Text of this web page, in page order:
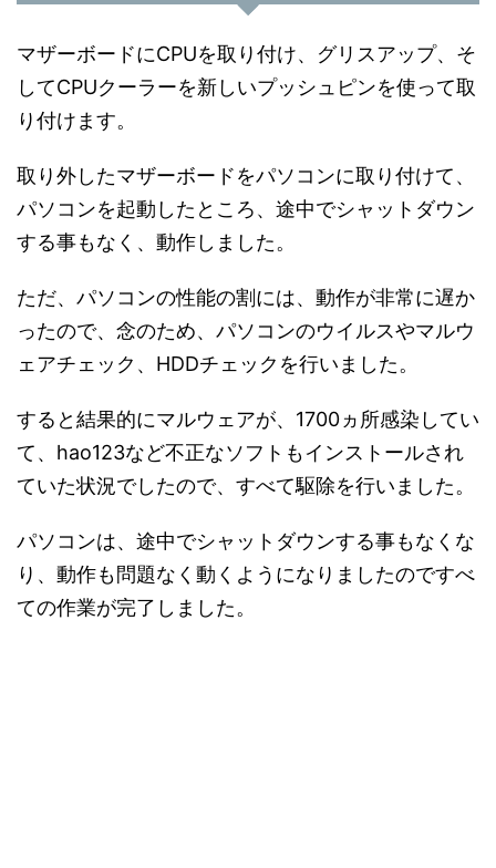
マザーボードにCPUを取り付け、グリスアップ、そ
してCPUクーラーを新しいプッシュピンを使って取
り付けます。
取り外したマザーボードをパソコンに取り付けて、
パソコンを起動したところ、途中でシャットダウン
する事もなく、動作しました。
ただ、パソコンの性能の割には、動作が非常に遅か
ったので、念のため、パソコンのウイルスやマルウ
ェアチェック、HDDチェックを行いました。
すると結果的にマルウェアが、1700ヵ所感染してい
て、hao123など不正なソフトもインストールされ
ていた状況でしたので、すべて駆除を行いました。
パソコンは、途中でシャットダウンする事もなくな
り、動作も問題なく動くようになりましたのですべ
ての作業が完了しました。